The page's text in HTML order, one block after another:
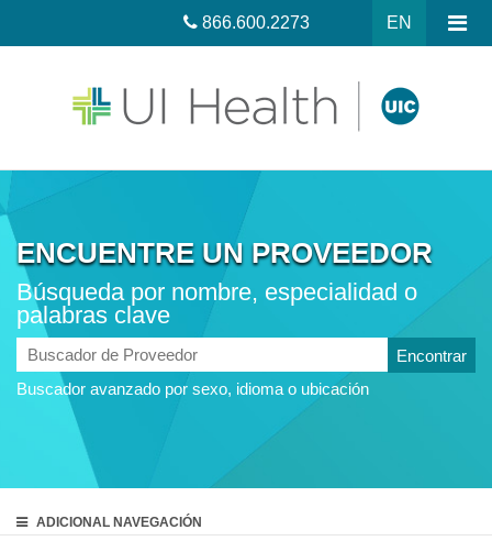
EN
866.600.2273
ENCUENTRE UN PROVEEDOR
Búsqueda por nombre, especialidad o
palabras clave
Buscador
de
Proveedor
Buscador avanzado por sexo, idioma o ubicación
ADICIONAL NAVEGACIÓN